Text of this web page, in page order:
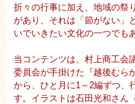
折々の行事に加え、地域の祭
があり、それは「節がない」
いでいきたい文化の一つでも
当コンテンツは、村上商工会
委員会が手掛けた『越後むら
から、ひと月に1～2編ずつ、
す。イラストは石田光和さん